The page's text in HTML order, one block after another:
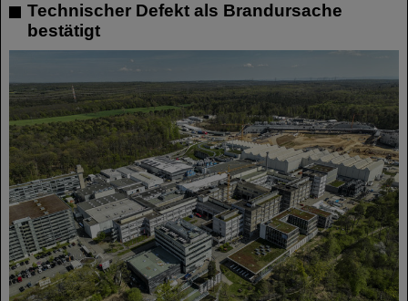
Technischer Defekt als Brandursache
bestätigt